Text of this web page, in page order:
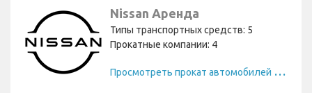
Nissan Аренда
Типы транспортных средств: 5
Прокатные компании: 4
П
росмотреть прокат автомобилей Nissan